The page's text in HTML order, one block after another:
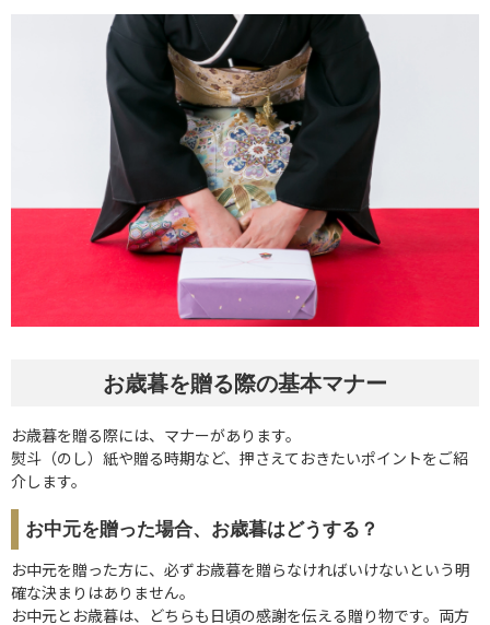
お歳暮を贈る際の基本マナー
お歳暮を贈る際には、マナーがあります。
熨斗（のし）紙や贈る時期など、押さえておきたいポイントをご紹
介します。
お中元を贈った場合、お歳暮はどうする？
お中元を贈った方に、必ずお歳暮を贈らなければいけないという明
確な決まりはありません。
お中元とお歳暮は、どちらも日頃の感謝を伝える贈り物です。両方